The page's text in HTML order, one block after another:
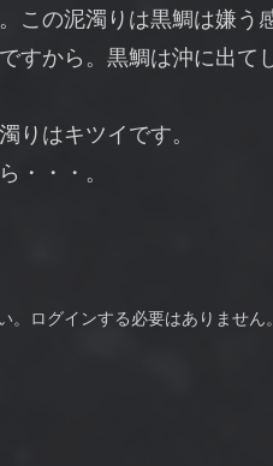
この泥濁りは黒鯛は嫌う
すから。黒鯛は沖に出て
りはキツイです。
・・・。
ログインする必要はありません。